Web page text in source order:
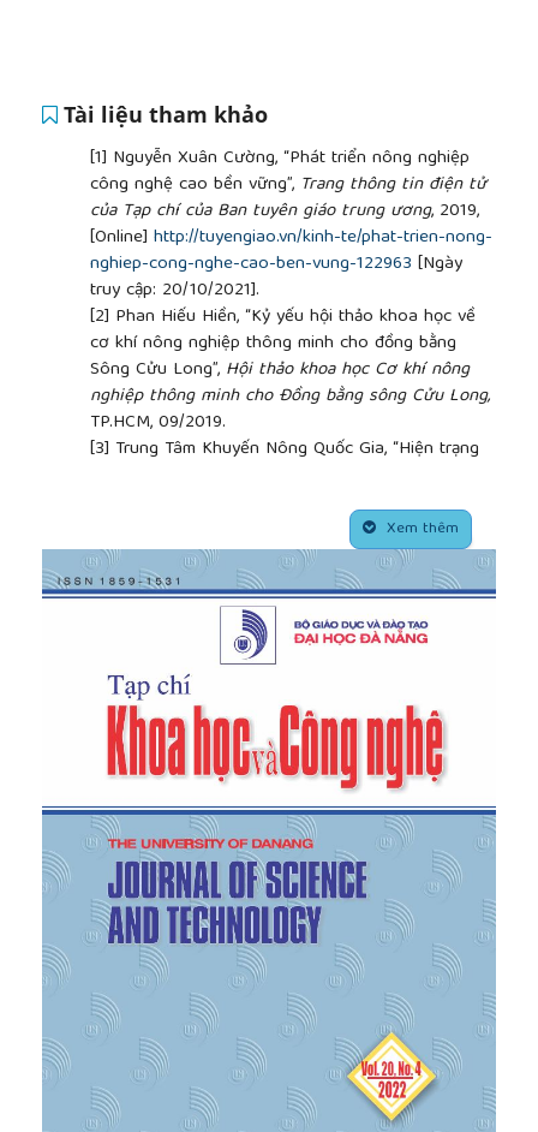
Tài liệu tham khảo
[1] Nguyễn Xuân Cường, “Phát triển nông nghiệp
công nghệ cao bền vững”, Trang thông tin điện tử
của Tạp chí của Ban tuyên giáo trung ương, 2019,
[Online] http://tuyengiao.vn/kinh-te/phat-trien-nong-
nghiep-cong-nghe-cao-ben-vung-122963 [Ngày
truy cập: 20/10/2021].
[2] Phan Hiếu Hiền, “Kỷ yếu hội thảo khoa học về
cơ khí nông nghiệp thông minh cho đồng bằng
Sông Cửu Long”, Hội thảo khoa học Cơ khí nông
nghiệp thông minh cho Đồng bằng sông Cửu Long,
TP.HCM, 09/2019.
[3] Trung Tâm Khuyến Nông Quốc Gia, “Hiện trạng
Cổng thông tin điện tử của Bộ Nông
, 2012, [Online]
https://www.mard.gov.vn/Pages/hien-trang-co-gioi-
hoa-trong-san-xuat-lua-vung-dong-bang-song-
hong-15822.aspx[Ngày truy cập: 20/10/2021].
Quyết định Số 2540/QĐ-UBND về việc phê
duyệt đề án tái cơ cấu ngành nông nghiệp tỉnh trà
vinh đến năm 2020, định hướng đến năm 2030
ngày 24/12/2018 của Ủy Ban Nhân dân tỉnh Trà
Vinh.
[5]Văn Nguyên, “ Tạo điều kiện cho nông dân cơ
giới hóa đồng bộ cánh đồng lúa”.Báo nhân dân
2017 [Online]
https://www.nhandan.org.vn/kinhte/item/34174102-
tao-dieu-kien-cho-nong-dan-co-gioi-hoa-dong-bo-
canh-dong-lua.html[Ngày truy cập: 20/10/2021].
[6]Trung Tâm Khuyến Nông Quốc Gia, “Trà Vinh:
Xây dựng cánh đồng lớn thâm canh, áp dụng cơ
giới hóa đồng bộ trong sản xuất lúa”,
Cổng thông
tin điện tử của Bộ Nông nghiệp và phát triển nông
thôn
, 2018, [Online]
https://www.mard.gov.vn/Pages/tra-vinh-xay-dung-
canh-dong-lon-tham-canh-ap-dung-co-gioi-hoa-
dong-bo-trong-san-xuat-lua--.aspx[Ngày truy cập:
Xem thêm